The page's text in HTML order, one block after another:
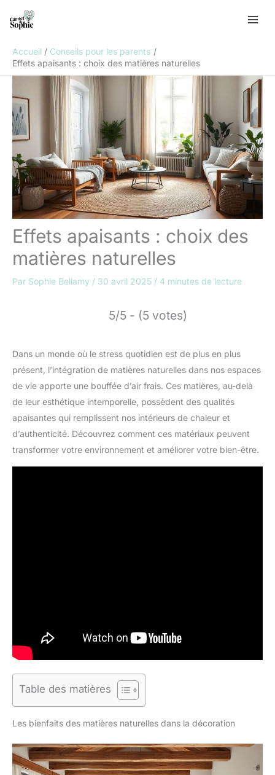
Accueil
Conseils pour les parents
Effets apaisants : choix des matières naturelles
Effets apaisants : choix des
matières naturelles
Par Sophie Bellamy / 30 avril 2025 / 4 minutes de lecture
5/5 - (5 votes)
Dans un monde où le stress quotidien est de plus en plus
présent, l’intégration de matières naturelles dans nos espaces
de vie apporte une bouffée d’air frais. Ces matières, au-delà
de leur esthétique intemporelle, possèdent des qualités
apaisantes qui remplissent nos intérieurs de chaleur et
d’authenticité. Découvrez comment ces matériaux peuvent
transformer votre environnement et améliorer votre bien-être.
Table des matières
Les bienfaits des matières naturelles dans la décoration
e
h
e
r
c
h
e
r